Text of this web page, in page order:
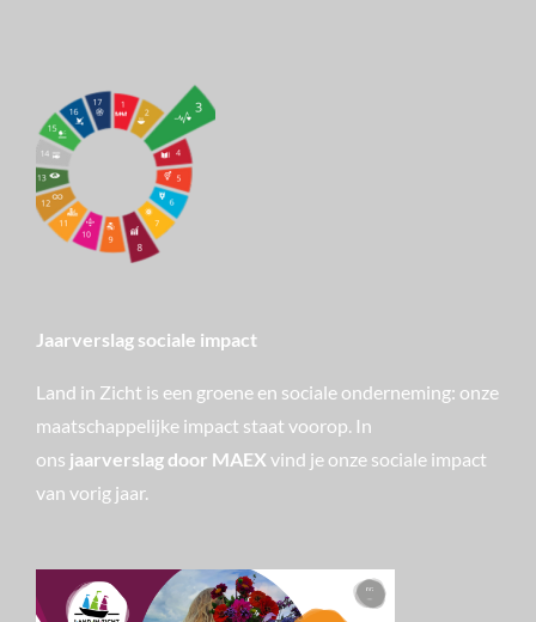
Jaarverslag sociale impact
Land in Zicht is een groene en sociale onderneming: onze
maatschappelijke impact staat voorop. In
ons jaarverslag door MAEX vind je onze sociale impact
van vorig jaar.